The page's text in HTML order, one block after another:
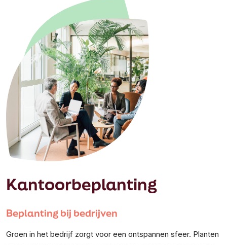
Kantoorbeplanting
Beplanting bij bedrijven
Groen in het bedrijf zorgt voor een ontspannen sfeer. Planten